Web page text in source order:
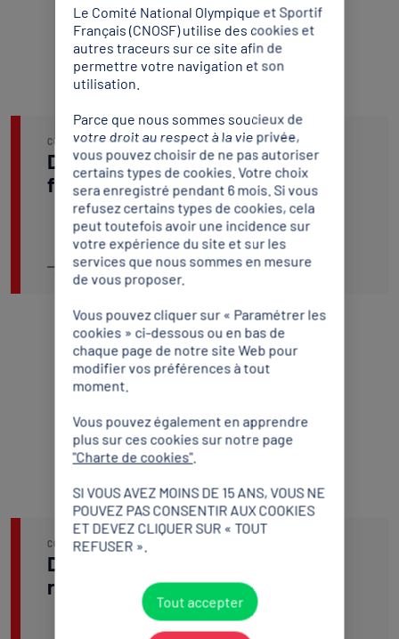
Demande manifestement mal
fondée
CONCILIATION 28 JUIN 2026
Lire l'article
Défaut d’épuisement des voies de
recours internes
CONCILIATION 28 JUIN 2026
Le Comité National Olympique et Sportif
Français (CNOSF) utilise des cookies et
autres traceurs sur ce site afin de
permettre votre navigation et son
utilisation.
Parce que nous sommes soucieux de
votre droit au respect à la vie privée,
vous pouvez choisir de ne pas autoriser
certains types de cookies. Votre choix
sera enregistré pendant 6 mois. Si vous
refusez certains types de cookies, cela
peut toutefois avoir une incidence sur
votre expérience du site et sur les
services que nous sommes en mesure
de vous proposer.
Vous pouvez cliquer sur « Paramétrer les
cookies » ci-dessous ou en bas de
chaque page de notre site Web pour
modifier vos préférences à tout
moment.
Vous pouvez également en apprendre
plus sur ces cookies sur notre page
"Charte de cookies".
SI VOUS AVEZ MOINS DE 15 ANS, VOUS NE
POUVEZ PAS CONSENTIR AUX COOKIES
ET DEVEZ CLIQUER SUR « TOUT
REFUSER ».
Tout accepter